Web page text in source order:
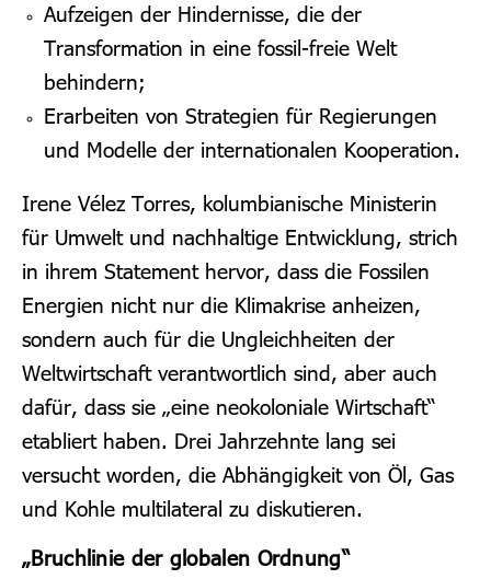
Aufzeigen der Hindernisse, die der
Transformation in eine fossil-freie Welt
behindern;
Erarbeiten von Strategien für Regierungen
und Modelle der internationalen Kooperation.
Irene Vélez Torres, kolumbianische Ministerin
für Umwelt und nachhaltige Entwicklung, strich
in ihrem Statement hervor, dass die Fossilen
Energien nicht nur die Klimakrise anheizen,
sondern auch für die Ungleichheiten der
Weltwirtschaft verantwortlich sind, aber auch
dafür, dass sie „eine neokoloniale Wirtschaft“
etabliert haben. Drei Jahrzehnte lang sei
versucht worden, die Abhängigkeit von Öl, Gas
und Kohle multilateral zu diskutieren.
„Bruchlinie der globalen Ordnung“